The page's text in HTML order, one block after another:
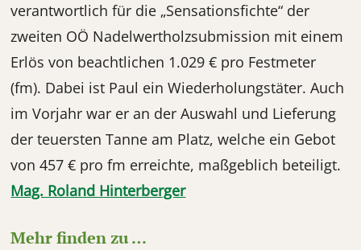
verantwortlich für die „Sensationsfichte“ der
zweiten OÖ Nadelwertholzsubmission mit einem
Erlös von beachtlichen 1.029 € pro Festmeter
(fm). Dabei ist Paul ein Wiederholungstäter. Auch
im Vorjahr war er an der Auswahl und Lieferung
der teuersten Tanne am Platz, welche ein Gebot
von 457 € pro fm erreichte, maßgeblich beteiligt.
Mag. Roland Hinterberger
Mehr finden zu …